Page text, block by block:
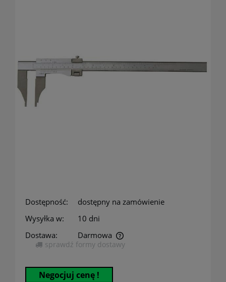
Dostępność:
dostępny na zamówienie
Wysyłka w:
10 dni
Dostawa:
Darmowa
Cena nie zawiera ewentualnych kosztów płatności
sprawdź formy dostawy
Negocjuj cenę !